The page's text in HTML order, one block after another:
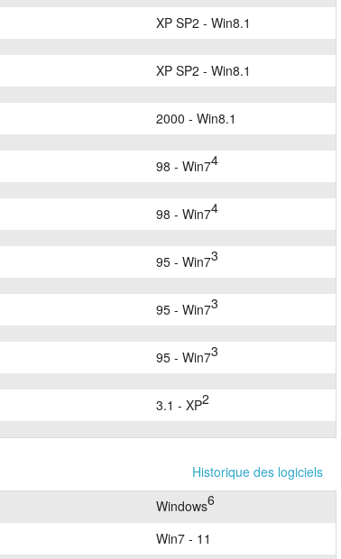
XP SP2 - Win8.1
XP SP2 - Win8.1
2000 - Win8.1
98 - Win74
98 - Win74
95 - Win73
95 - Win73
95 - Win73
3.1 - XP2
Historique des logiciels
Windows6
Win7 - 11